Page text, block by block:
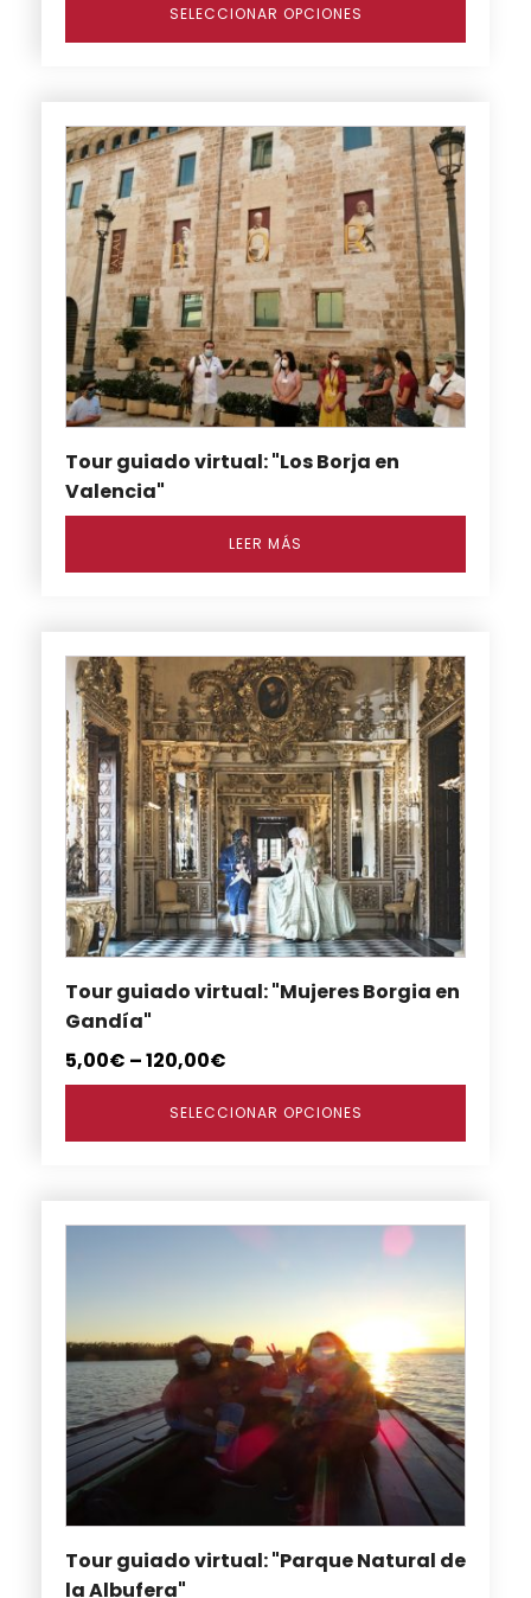
SELECCIONAR OPCIONES
Tour guiado virtual: "Los Borja en
Valencia"
LEER MÁS
Tour guiado virtual: "Mujeres Borgia en
Gandía"
5,00€ –120,00€
SELECCIONAR OPCIONES
Este
producto
tiene
múltiples
variantes.
Las
opciones
se
pueden
elegir
en
la
página
de
producto
Tour guiado virtual: "Parque Natural de
la Albufera"
múltiples
variantes.
Las
opciones
se
pueden
elegir
en
la